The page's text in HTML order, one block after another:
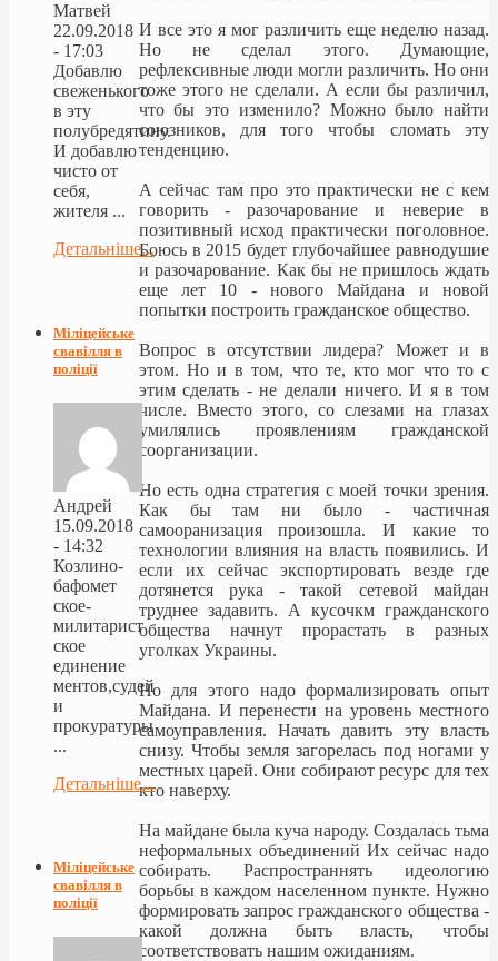
И все это я мог различить еще неделю назад.
Но не сделал этого. Думающие,
рефлексивные люди могли различить. Но они
тоже этого не сделали. А если бы различил,
что бы это изменило? Можно было найти
союзников, для того чтобы сломать эту
тенденцию.
А сейчас там про это практически не с кем
говорить - разочарование и неверие в
позитивный исход практически поголовное.
Боюсь в 2015 будет глубочайшее равнодушие
и разочарование. Как бы не пришлось ждать
еще лет 10 - нового Майдана и новой
попытки построить гражданское общество.
Вопрос в отсутствии лидера? Может и в
этом. Но и в том, что те, кто мог что то с
этим сделать - не делали ничего. И я в том
числе. Вместо этого, со слезами на глазах
умилялись проявлениям гражданской
соорганизации.
Но есть одна стратегия с моей точки зрения.
Как бы там ни было - частичная
самооранизация произошла. И какие то
технологии влияния на власть появились. И
если их сейчас экспортировать везде где
дотянется рука - такой сетевой майдан
труднее задавить. А кусочкм гражданского
общества начнут прорастать в разных
уголках Украины.
Но для этого надо формализировать опыт
Майдана. И перенести на уровень местного
самоуправления. Начать давить эту власть
снизу. Чтобы земля загорелась под ногами у
местных царей. Они собирают ресурс для тех
кто наверху.
На майдане была куча народу. Создалась тьма
неформальных объединений Их сейчас надо
собирать. Распространнять идеологию
борьбы в каждом населенном пункте. Нужно
формировать запрос гражданского общества -
какой должна быть власть, чтобы
соответствовать нашим ожиданиям.
Матвей
22.09.2018
- 17:03
Добавлю
свеженького
в эту
полубредятину.
И добавлю
чисто от
себя,
жителя ...
Детальніше...
Міліцейське
свавілля в
поліції
Андрей
15.09.2018
- 14:32
Козлино-
бафомет
ское-
милитарист
ское
единение
ментов,судей
и
прокуратуры
...
Детальніше...
Міліцейське
свавілля в
поліції